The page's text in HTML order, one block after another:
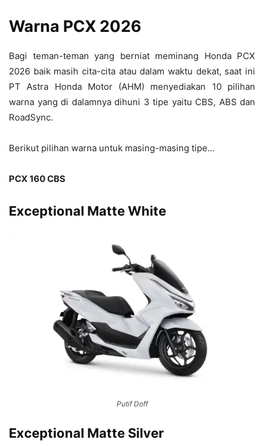
Warna PCX 2026
Bagi teman-teman yang berniat meminang Honda PCX
2026 baik masih cita-cita atau dalam waktu dekat, saat ini
PT Astra Honda Motor (AHM) menyediakan 10 pilihan
warna yang di dalamnya dihuni 3 tipe yaitu CBS, ABS dan
RoadSync.
Berikut pilihan warna untuk masing-masing tipe…
PCX 160 CBS
Exceptional Matte White
Putif Doff
Exceptional Matte Silver